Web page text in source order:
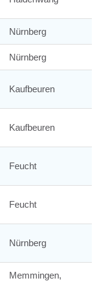
Nürnberg
Nürnberg
Kaufbeuren
Kaufbeuren
Feucht
Feucht
Nürnberg
Memmingen,